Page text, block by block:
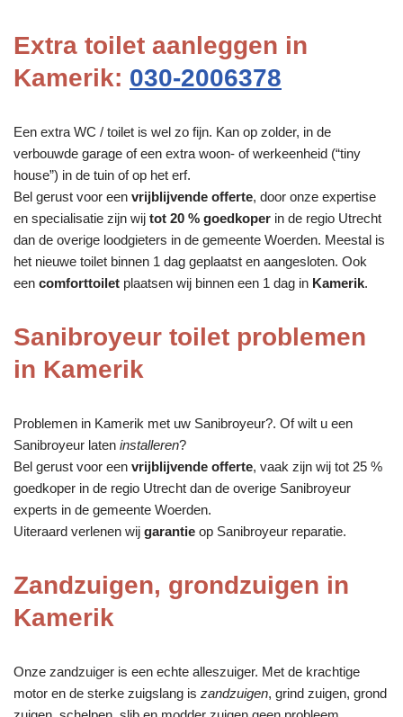
Extra toilet aanleggen in
Kamerik: 030-2006378
Een extra WC / toilet is wel zo fijn. Kan op zolder, in de
verbouwde garage of een extra woon- of werkeenheid (“tiny
house”) in de tuin of op het erf.
Bel gerust voor een vrijblijvende offerte, door onze expertise
en specialisatie zijn wij tot 20 % goedkoper in de regio Utrecht
dan de overige loodgieters in de gemeente Woerden. Meestal is
het nieuwe toilet binnen 1 dag geplaatst en aangesloten. Ook
een comforttoilet plaatsen wij binnen een 1 dag in Kamerik.
Sanibroyeur toilet problemen
in Kamerik
Problemen in Kamerik met uw Sanibroyeur?. Of wilt u een
Sanibroyeur laten installeren?
Bel gerust voor een vrijblijvende offerte, vaak zijn wij tot 25 %
goedkoper in de regio Utrecht dan de overige Sanibroyeur
experts in de gemeente Woerden.
Uiteraard verlenen wij garantie op Sanibroyeur reparatie.
Zandzuigen, grondzuigen in
Kamerik
Onze zandzuiger is een echte alleszuiger. Met de krachtige
motor en de sterke zuigslang is zandzuigen, grind zuigen, grond